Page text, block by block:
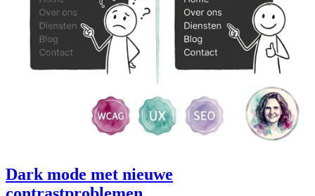
Dark mode met nieuwe